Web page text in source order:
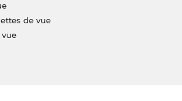
de vue